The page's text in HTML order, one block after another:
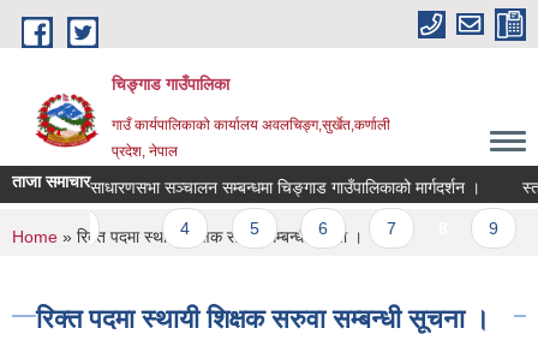
Skip to main content
चिङ्गाड गाउँपालिका
गाउँ कार्यपालिकाको कार्यालय अवलचिङ्ग,सुर्खेत,कर्णाली
प्रदेश, नेपाल
ताजा समाचार
। साधारणसभा सञ्चालन सम्बन्धमा चिङ्गाड गाउँपालिकाको मार्गदर्शन ।
… 4 5 6 7
You are here
Home » रिक्त पदमा स्थायी शिक्षक सरुवा सम्बन्धी सूचना ।
रिक्त पदमा स्थायी शिक्षक सरुवा सम्बन्धी सूचना ।